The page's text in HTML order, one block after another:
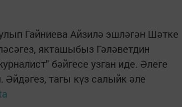
Гайниева Айзилә эшләгән Шәтке
якташыбыз Гәләветдин
бәйгесе узган иде. Әлеге
Әйдәгез, тагы күз салыйк әле